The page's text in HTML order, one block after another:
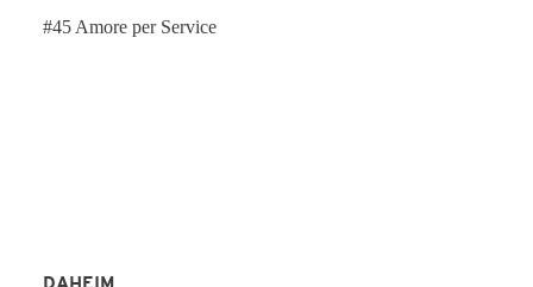
#45 Amore per Service